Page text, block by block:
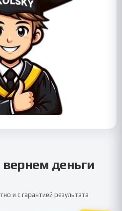
деньги
и с гарантией результата